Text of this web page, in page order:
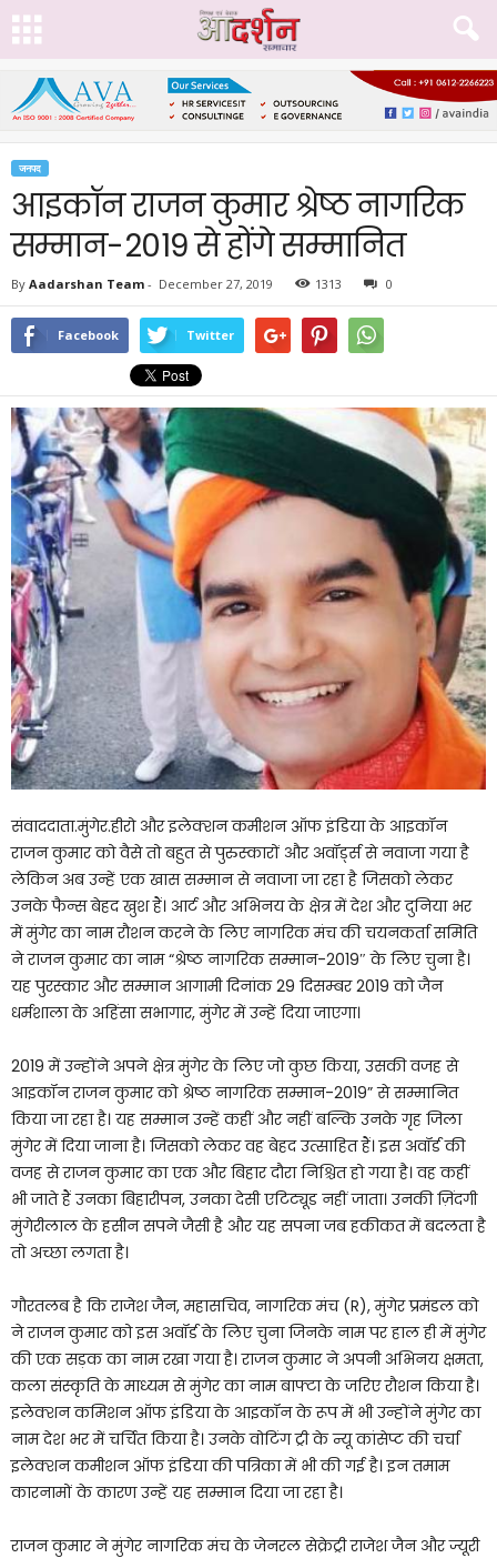
जनपद
आइकॉन राजन कुमार श्रेष्ठ नागरिक
सम्मान-2019 से होंगे सम्मानित
By Aadarshan Team - December 27, 2019 1313 0
Facebook Twitter
संवाददाता.मुंगेर.हीरो और इलेक्शन कमीशन ऑफ इंडिया के आइकॉन
राजन कुमार को वैसे तो बहुत से पुरुस्कारों और अवॉर्ड्स से नवाजा गया है
लेकिन अब उन्हें एक खास सम्मान से नवाजा जा रहा है जिसको लेकर
उनके फैन्स बेहद खुश हैं। आर्ट और अभिनय के क्षेत्र में देश और दुनिया भर
में मुंगेर का नाम रौशन करने के लिए नागरिक मंच की चयनकर्ता समिति
ने राजन कुमार का नाम “श्रेष्ठ नागरिक सम्मान-2019″ के लिए चुना है।
यह पुरस्कार और सम्मान आगामी दिनांक 29 दिसम्बर 2019 को जैन
धर्मशाला के अहिंसा सभागार, मुंगेर में उन्हें दिया जाएगा।
2019 में उन्होंने अपने क्षेत्र मुंगेर के लिए जो कुछ किया, उसकी वजह से
आइकॉन राजन कुमार को श्रेष्ठ नागरिक सम्मान-2019” से सम्मानित
किया जा रहा है। यह सम्मान उन्हें कहीं और नहीं बल्कि उनके गृह जिला
मुंगेर में दिया जाना है। जिसको लेकर वह बेहद उत्साहित हैं। इस अवॉर्ड की
वजह से राजन कुमार का एक और बिहार दौरा निश्चित हो गया है। वह कहीं
भी जाते हैं उनका बिहारीपन, उनका देसी एटिट्यूड नहीं जाता। उनकी ज़िंदगी
मुंगेरीलाल के हसीन सपने जैसी है और यह सपना जब हकीकत में बदलता है
तो अच्छा लगता है।
गौरतलब है कि राजेश जैन, महासचिव, नागरिक मंच (R), मुंगेर प्रमंडल को
ने राजन कुमार को इस अवॉर्ड के लिए चुना जिनके नाम पर हाल ही में मुंगेर
की एक सड़क का नाम रखा गया है। राजन कुमार ने अपनी अभिनय क्षमता,
कला संस्कृति के माध्यम से मुंगेर का नाम बाफ्टा के जरिए रौशन किया है।
इलेक्शन कमिशन ऑफ इंडिया के आइकॉन के रूप में भी उन्होंने मुंगेर का
नाम देश भर में चर्चित किया है। उनके वोटिंग ट्री के न्यू कांसेप्ट की चर्चा
इलेक्शन कमीशन ऑफ इंडिया की पत्रिका में भी की गई है। इन तमाम
कारनामों के कारण उन्हें यह सम्मान दिया जा रहा है।
राजन कुमार ने मुंगेर नागरिक मंच के जेनरल सेक्रेट्री राजेश जैन और ज्यूरी